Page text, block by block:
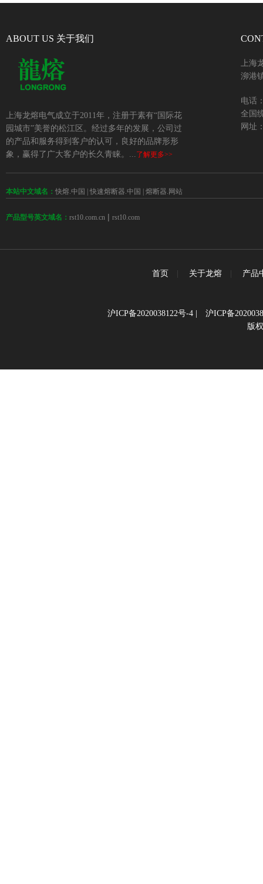
ABOUT US 关于我们
上海龙熔电气成立于2011年，注册于素有“国际花
园城市”美誉的松江区。经过多年的发展，公司过
的产品和服务得到客户的认可，良好的品牌形形
象，赢得了广大客户的长久青睐。...了解更多>>
上海
泖港
电话
全国
网址
本站中文域名： 快熔.中国 快速熔断器.中国 熔断器.网站
产品型号英文域名： rst10.com.cn | rst10.com
首页 关于龙熔 产品
沪ICP备2020038122号-4| 沪ICP备
版